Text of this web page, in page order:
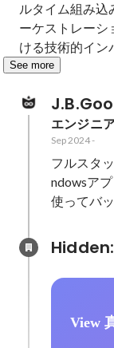
ルタイム組み込
ーケストレーシ
ける技術的イン
See more
エンジニ
Sep 2024-
フルスタ
ndowsア
View